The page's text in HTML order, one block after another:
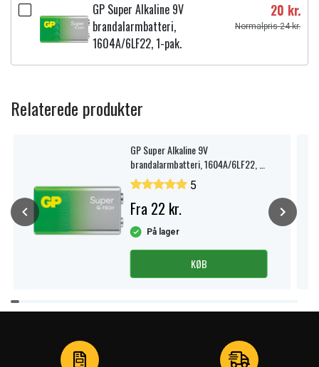
GP Super Alkaline 9V
brandalarmbatteri,
1604A/6LF22, 1-pak.
20 kr.
Normalpris 24 kr.
Relaterede produkter
GP Super Alkaline 9V
brandalarmbatteri, 1604A/6LF22, 1-
pak.
5
Fra 22 kr.
På lager
KØB
Item
1